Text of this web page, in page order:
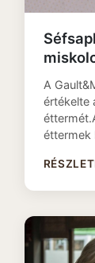
A
értékelte
éttermek